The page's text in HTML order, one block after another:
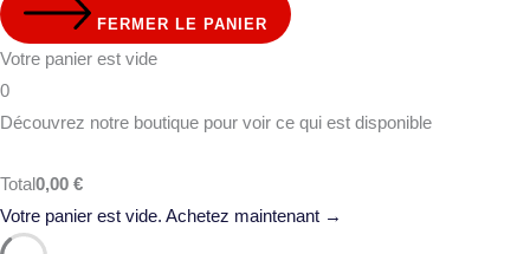
FERMER LE PANIER
Votre panier est vide
0
Découvrez notre boutique pour voir ce qui est disponible
Total0,00 €
Votre panier est vide. Achetez maintenant →